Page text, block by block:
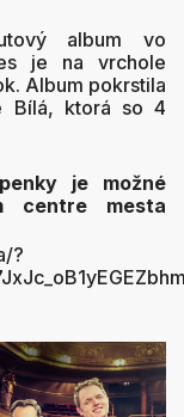
album vo
je na vrchole
Album pokrstila
Bílá, ktorá so 4
je možné
centre mesta
?